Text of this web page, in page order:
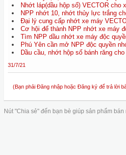
Nhớt láp(dầu hộp số) VECTOR cho
NPP nhớt 10, nhớt thủy lực trắng
Đại lý cung cấp nhớt xe máy
Cơ hội để thành NPP nhớt xe máy
Tìm NPP dầu nhớt xe máy độc
Phú Yên cần mở NPP độc quyền
Dầu cầu, nhớt hộp số bánh răng
31/7/21
(Bạn phải Đăng nhập hoặc Đăng ký để trả lời
Nút "Chia sẻ" đến bạn bè giúp sản phẩm